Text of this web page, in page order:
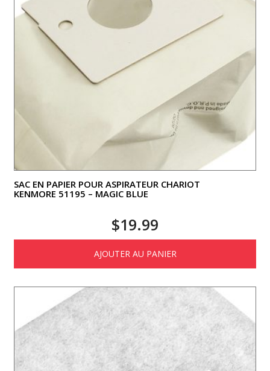
SAC EN PAPIER POUR ASPIRATEUR CHARIOT
KENMORE 51195 – MAGIC BLUE
$19.99
AJOUTER AU PANIER